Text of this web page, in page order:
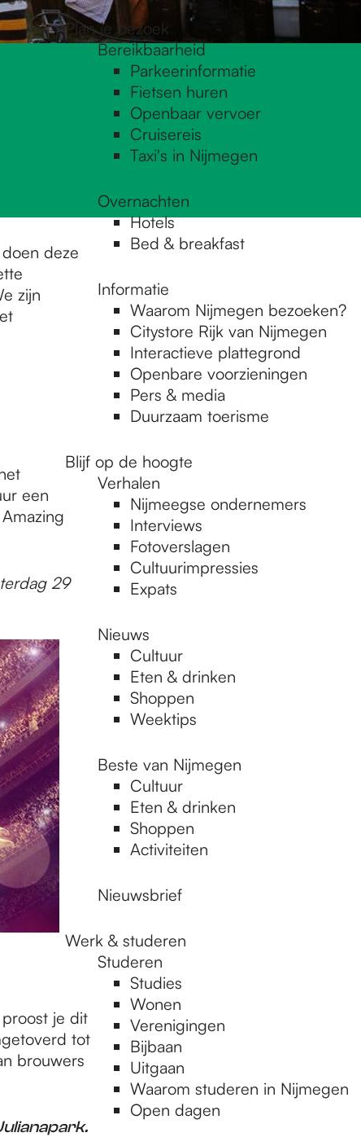
Plan je bezoek
Bereikbaarheid
Parkeerinformatie
Fietsen huren
Openbaar vervoer
Cruisereis
Taxi's in Nijmegen
Overnachten
Hotels
Bed & breakfast
Informatie
Waarom Nijmegen bezoeken?
Citystore Rijk van Nijmegen
Interactieve plattegrond
Openbare voorzieningen
Pers & media
Duurzaam toerisme
Blijf op de hoogte
Verhalen
Nijmeegse ondernemers
Interviews
Fotoverslagen
Cultuurimpressies
Expats
Nieuws
Cultuur
Eten & drinken
Shoppen
Weektips
Beste van Nijmegen
Cultuur
Eten & drinken
Shoppen
Activiteiten
Nieuwsbrief
Werk & studeren
Studeren
Studies
Wonen
Verenigingen
Bijbaan
Uitgaan
Waarom studeren in Nijmegen
Open dagen
deze
zijn
een
29
je dit
tot
brouwers